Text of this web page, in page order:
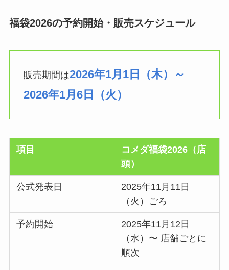
福袋2026の予約開始・販売スケジュール
販売期間は2026年1月1日（木）～
2026年1月6日（火）
項目
コメダ福袋2026（店
頭）
公式発表日
2025年11月11日
（火）ごろ
予約開始
2025年11月12日
（水）〜 店舗ごとに
順次